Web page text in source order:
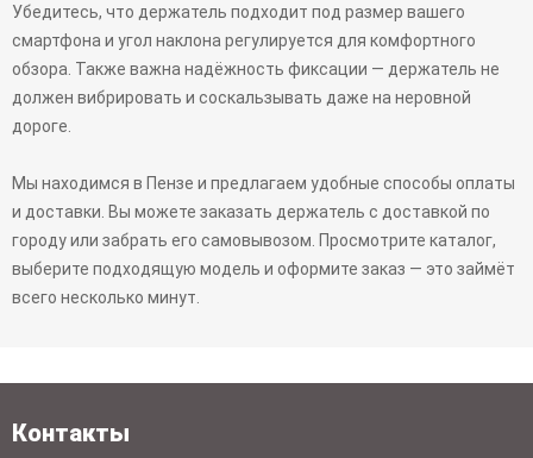
Убедитесь, что держатель подходит под размер вашего
смартфона и угол наклона регулируется для комфортного
обзора. Также важна надёжность фиксации — держатель не
должен вибрировать и соскальзывать даже на неровной
дороге.
Мы находимся в Пензе и предлагаем удобные способы оплаты
и доставки. Вы можете заказать держатель с доставкой по
городу или забрать его самовывозом. Просмотрите каталог,
выберите подходящую модель и оформите заказ — это займёт
всего несколько минут.
Контакты